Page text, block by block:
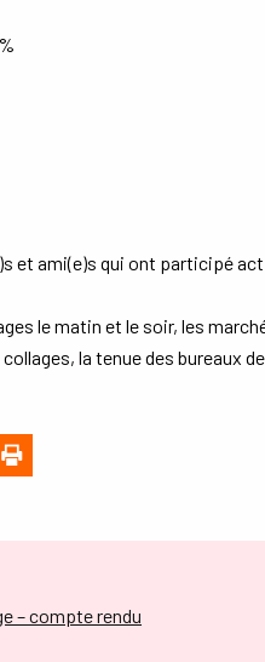
et ami(e)s qui ont participé
le matin et le soir, les
la tenue des bureaux
– compte rendu